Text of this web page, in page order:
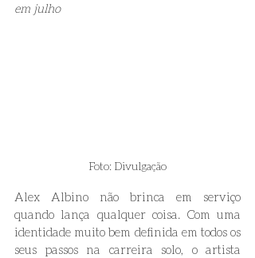
em julho
Foto: Divulgação
Alex Albino não brinca em serviço
quando lança qualquer coisa. Com uma
identidade muito bem definida em todos os
seus passos na carreira solo, o artista